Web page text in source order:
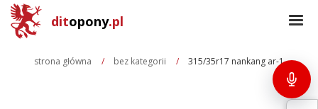
ditopony.pl
strona główna bez kategorii 315/35r17 nankang ar-1